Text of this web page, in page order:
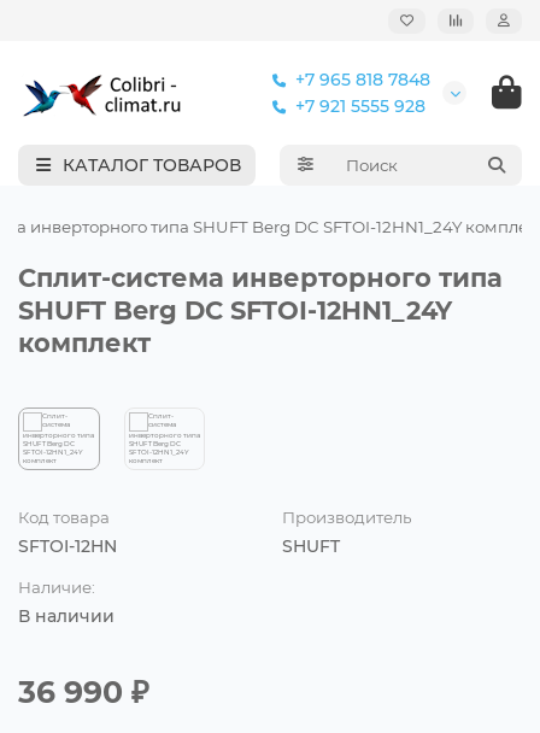
+7 965 818 7848
+7 921 5555 928
КАТАЛОГ ТОВАРОВ
инверторного типа SHUFT Berg DC SFTOI-12HN1_24Y
Сплит-система инверторного типа
SHUFT Berg DC SFTOI-12HN1_24Y
комплект
Код товара
SFTOI-12HN
Производитель
SHUFT
Наличие:
В наличии
36 990 ₽